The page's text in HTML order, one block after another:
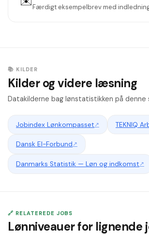
Færdigt eksempelbrev med
📚 KILDER
Kilder og videre læsning
Datakilderne bag lønstatistikken på denne
Jobindex Lønkompasset↗ TEKNIQ
Dansk El-Forbund↗
Danmarks Statistik — Løn og indkomst↗
🔗 RELATEREDE JOBS
Lønniveauer for lignende